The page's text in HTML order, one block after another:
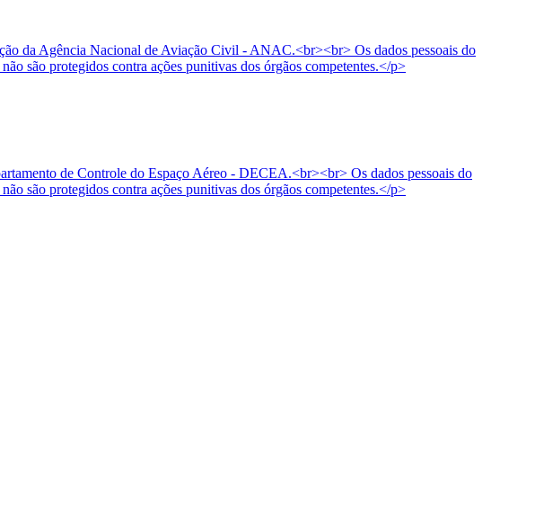
da Agência Nacional de Aviação Civil - ANAC.<br><br> Os dados pessoais do
são protegidos contra ações punitivas dos órgãos competentes.</p>
de Controle do Espaço Aéreo - DECEA.<br><br> Os dados pessoais do
são protegidos contra ações punitivas dos órgãos competentes.</p>